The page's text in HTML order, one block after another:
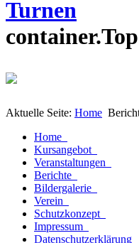
Aktuelle Seite: Home
Home
Kursangebot
Veranstaltungen
Berichte
Bildergalerie
Verein
Schutzkonzept
Impressum
Datenschutzerklärung